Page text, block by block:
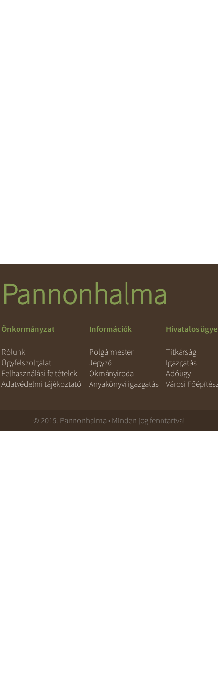
Pannonhalma
Önkormányzat
Rólunk
Ügyfélszolgálat
Felhasználási feltételek
Adatvédelmi tájékoztató
Információk
Polgármester
Jegyző
Okmányiroda
Anyakönyvi igazgatás
Hivatalos
Titkárság
Igazgatás
Adóügy
Városi
© 2015. Pannonhalma • Minden jog fenntartva!